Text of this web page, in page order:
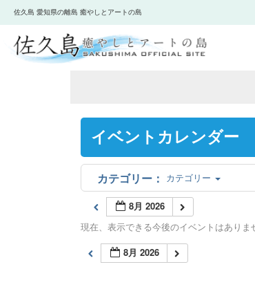
佐久島 愛知県の離島 癒やしとアートの島
イベントカレンダー
カテゴリー
8月 2026
現在、表示できる今後のイベントはありま
8月 2026